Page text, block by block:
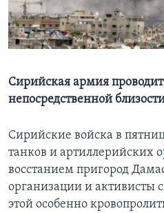
Learning English
Сирийская армия
непосредственной
Сирийские войска в
танков и артиллерийских
восстанием пригород
организации и активисты
этой особенно